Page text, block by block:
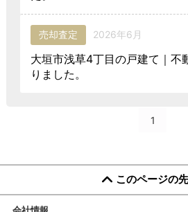
売却査定 2026年6月
大垣市浅草4丁目の戸建て｜不
りました。
1
このページの